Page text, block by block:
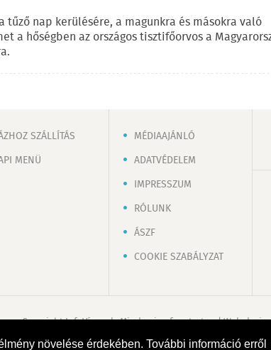
növelése érdekében. További információ erről
tűző nap kerülésére, a magunkra és másokra való
a hőségben az országos tisztifőorvos a
SZÁLLÍTÁS
MENÜ
MÉDIAAJÁNLÓ
ADATVÉDELEM
IMPRESSZUM
RÓLUNK
ÁSZF
COOKIE SZABÁLYZAT
Copyright InfoVárosok. Minden jog fenntartva. | Web